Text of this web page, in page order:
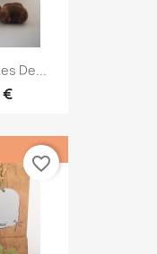
De...
€
favorite_border